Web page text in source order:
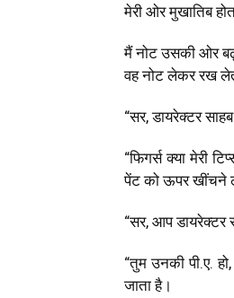
मेरी ओर मुखातिब
मैं नोट उसकी ओर
वह नोट लेकर रख
“सर,डायरेक्टर
“फिगर्स क्या मेरी
पेंट को ऊपर खींचने
“सर, आप डायरेक्टर
“तुम उनकी पी.ए. हो
जाता है।